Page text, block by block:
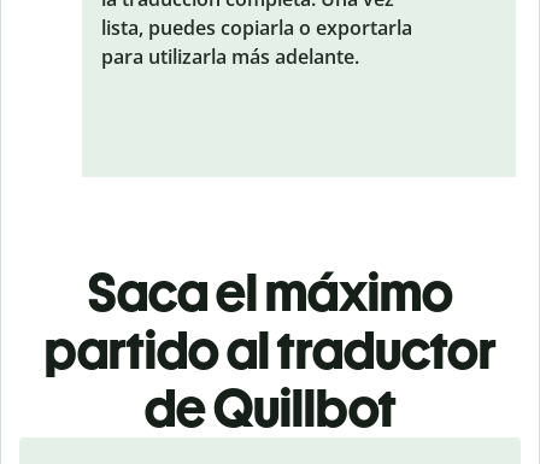
lista, puedes copiarla o exportarla
para utilizarla más adelante.
Saca el máximo
partido al traductor
de Quillbot